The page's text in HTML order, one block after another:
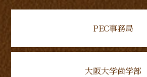
PEC事務局
大阪大学歯学部